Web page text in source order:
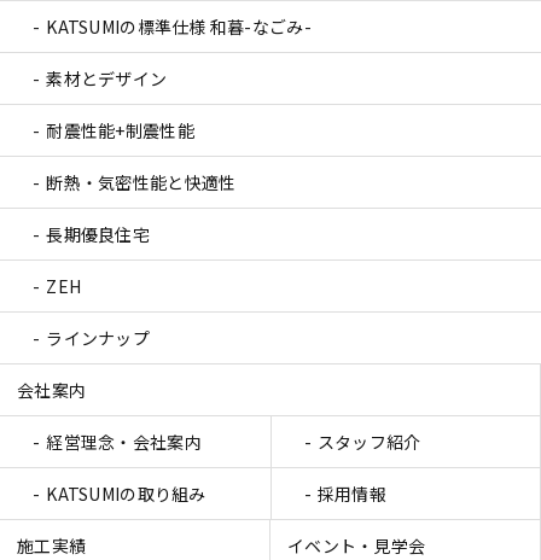
KATSUMIの標準仕様 和暮-なごみ-
素材とデザイン
耐震性能+制震性能
断熱・気密性能と快適性
長期優良住宅
ZEH
ラインナップ
会社案内
経営理念・会社案内 スタッフ紹介
KATSUMIの取り組み 採用情報
施工実績 イベント・見学会